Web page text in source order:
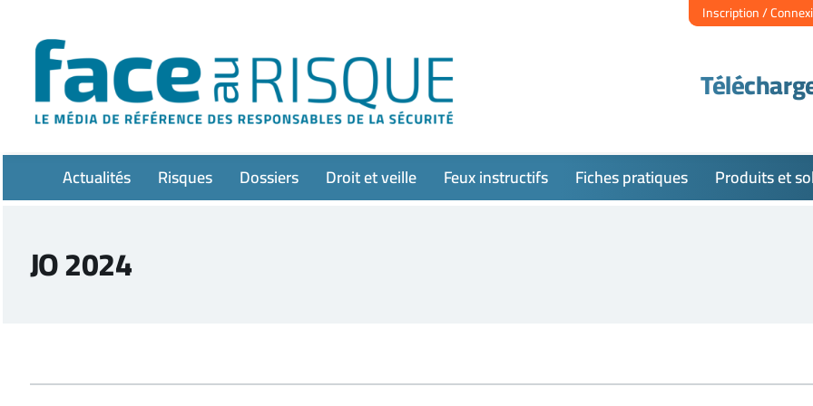
contenu
Inscription /
Actualités Risques Dossiers Droit et veille Feux instructifs Fiches pratiques Produits et
JO 2024